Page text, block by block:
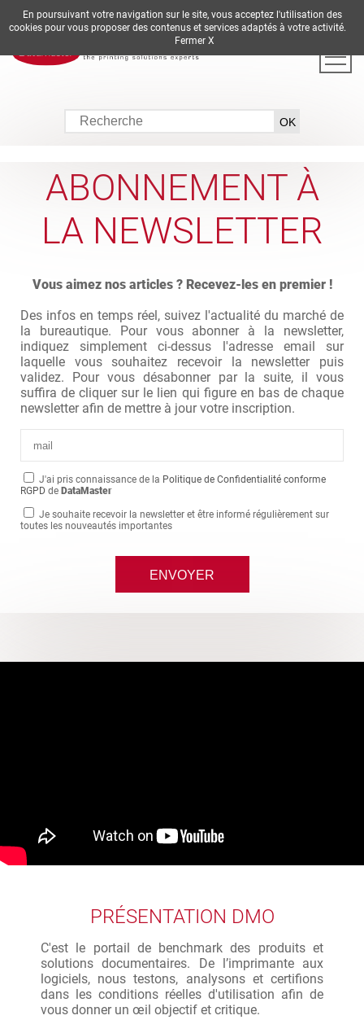
DE EN ES FR IT
ABONNEMENT À
LA NEWSLETTER
Vous aimez nos articles ? Recevez-les en premier !
Des infos en temps réel, suivez l'actualité du marché de
la bureautique. Pour vous abonner à la newsletter,
indiquez simplement ci-dessus l'adresse email sur
laquelle vous souhaitez recevoir la newsletter puis
validez. Pour vous désabonner par la suite, il vous
suffira de cliquer sur le lien qui figure en bas de chaque
newsletter afin de mettre à jour votre inscription.
J'ai pris connaissance de la Politique de Confidentialité conforme
RGPD de DataMaster
Je souhaite recevoir la newsletter et être informé régulièrement sur
toutes les nouveautés importantes
PRÉSENTATION DMO
C'est le portail de benchmark des produits et
solutions documentaires. De l’imprimante aux
logiciels, nous testons, analysons et certifions
dans les conditions réelles d'utilisation afin de
vous donner un œil objectif et critique.
En poursuivant votre navigation sur le site, vous acceptez l'utilisation des
cookies pour vous proposer des contenus et services adaptés à votre activité.
Fermer X